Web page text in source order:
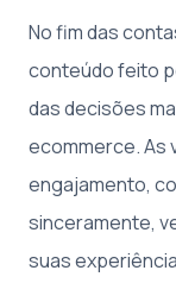
No fim das
conteúdo feito
das decisões
ecommerce. As
engajamento,
sinceramente,
suas